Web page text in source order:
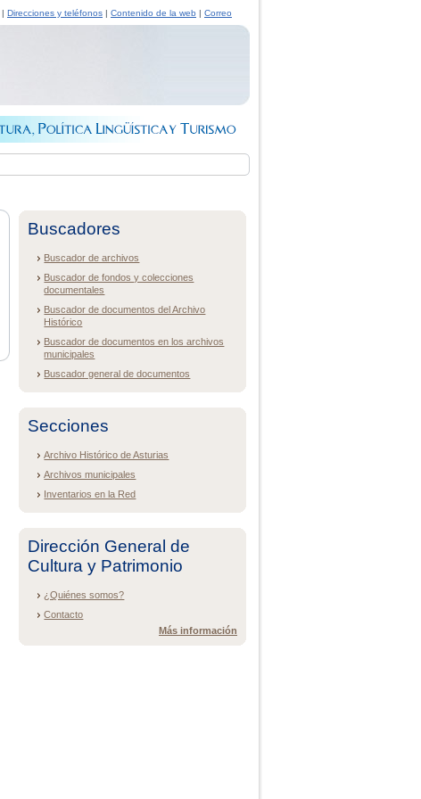
| Direcciones y teléfonos | Contenido de la web | Correo
Buscadores
Buscador de archivos
Buscador de fondos y colecciones
documentales
Buscador de documentos del Archivo
Histórico
Buscador de documentos en los archivos
municipales
Buscador general de documentos
Secciones
Archivo Histórico de Asturias
Archivos municipales
Inventarios en la Red
Dirección General de
Cultura y Patrimonio
¿Quiénes somos?
Contacto
Más información